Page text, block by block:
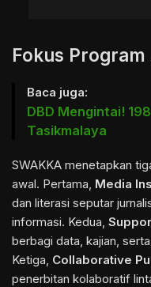
Fokus Program
Baca juga:
DBD Mengintai!
Tasikmalaya
SWAKKA menetapkan
awal. Pertama, Media
dan literasi seputar
informasi. Kedua,
berbagi data, kajian,
Ketiga, Collaborative
penerbitan kolaboratif